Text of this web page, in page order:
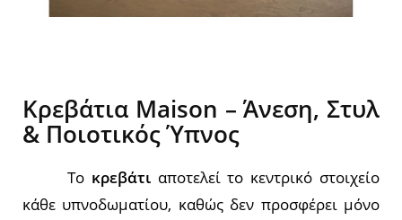
Κρεβάτια Maison – Άνεση, Στυλ
& Ποιοτικός Ύπνος
Το κρεβάτιαποτελεί το κεντρικό στοιχείο
κάθε υπνοδωματίου, καθώς δεν προσφέρει μόνο